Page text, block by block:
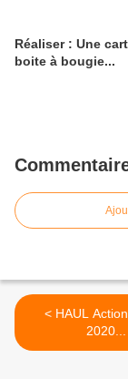
Réaliser : Une
boite à bougie...
< HAUL Action, Juillet
2020...